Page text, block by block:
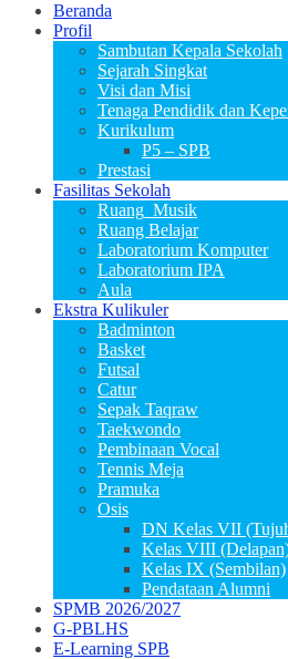
Beranda
Profil
Sambutan Kepala Sekolah
Sejarah Singkat
Visi dan Misi
Tenaga Pendidik dan
Kurikulum
P5 – SPB
Prestasi
Fasilitas Sekolah
Ruang_Musik
Ruang Belajar
Laboratorium Komputer
Laboratorium IPA
Aula
Ekstra Kulikuler
Badminton
Basket
Futsal
Catur
Sepak Taqraw
Taekwondo
Pembinaan Vocal
Tennis Meja
Pramuka
Osis
DN Kelas VII
Kelas VIII
Kelas IX (Sembilan)
Pendataan Alumni
SPMB 2026/2027
G-PBLHS
E-Learning SPB